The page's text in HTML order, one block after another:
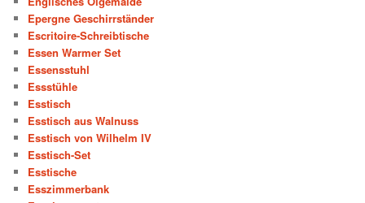
Epergne Geschirrständer
Escritoire-Schreibtische
Essen Warmer Set
Essensstuhl
Essstühle
Esstisch
Esstisch aus Walnuss
Esstisch von Wilhelm IV
Esstisch-Set
Esstische
Esszimmerbank